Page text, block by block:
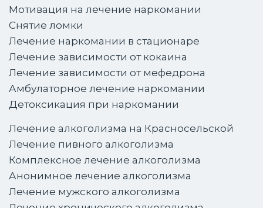
Мотивация на лечение наркомании
Снятие ломки
Лечение наркомании в стационаре
Лечение зависимости от кокаина
Лечение зависимости от мефедрона
Амбулаторное лечение наркомании
Детоксикация при наркомании
Лечение алкоголизма на Красносельской
Лечение пивного алкоголизма
Комплексное лечение алкоголизма
Анонимное лечение алкоголизма
Лечение мужского алкоголизма